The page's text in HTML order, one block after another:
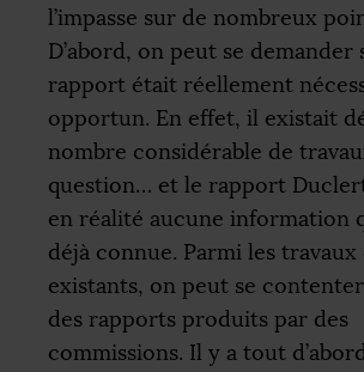
l’impasse sur de nombreux
D’abord, on peut se demander
rapport était réellement
opportun. En effet, il existait
nombre considérable de
question… et le rapport
en réalité aucune information
déjà connue. Parmi les travaux
existants, on peut se
des rapports produits par des
commissions. Il y a tout